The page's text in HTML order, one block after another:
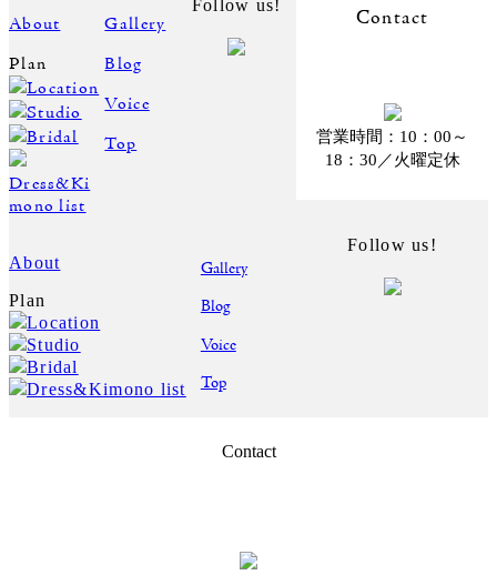
About
Plan
Location
Studio
Bridal
Dress&Ki
mono list
Gallery
Blog
Voice
Top
Follow us!
Contact
営業時間：10：00～
18：30／火曜定休
About
Plan
Location
Studio
Bridal
Dress&Kimono list
Gallery
Blog
Voice
Top
Follow us!
Contact